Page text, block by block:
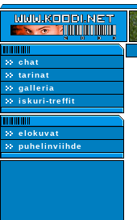
chat
tarinat
galleria
iskuri-treffit
elokuvat
puhelinviihde